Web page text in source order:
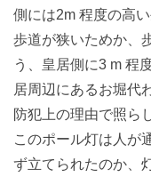
側には2m 程度の高
歩道が狭いためか、
う、皇居側に3 m 程
居周辺にあるお堀代
防犯上の理由で照ら
このポール灯は人が
ず立てられたのか、